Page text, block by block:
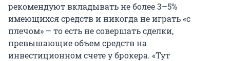
рекомендуют вкладывать не более 3–5%
имеющихся средств и никогда не играть «с
плечом» – то есть не совершать сделки,
превышающие объем средств на
инвестиционном счете у брокера. «Тут